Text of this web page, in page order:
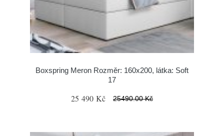
Boxspring Meron Rozměr: 160x200, látka: Soft
17
25 490 Kč 25490.00 Kč